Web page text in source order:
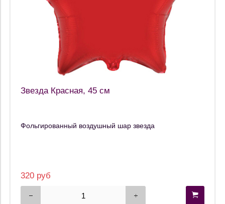
Звезда Красная, 45 см
Фольгированный воздушный шар звезда
320 руб